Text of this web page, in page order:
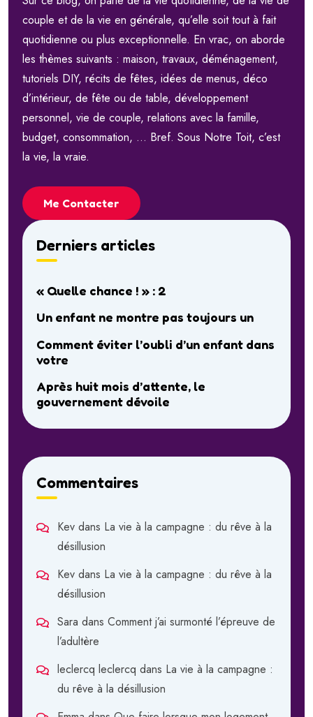
couple et de la vie en générale, qu’elle soit tout à fait
quotidienne ou plus exceptionnelle. En vrac, on aborde
les thèmes suivants : maison, travaux, déménagement,
tutoriels DIY, récits de fêtes, idées de menus, déco
d’intérieur, de fête ou de table, développement
personnel, vie de couple, relations avec la famille,
budget, consommation, … Bref. Sous Notre Toit, c’est
la vie, la vraie.
Me Contacter
Derniers articles
« Quelle chance ! » : 2
Un enfant ne montre pas toujours un
Comment éviter l’oubli d’un enfant dans
votre
Après huit mois d’attente, le
gouvernement dévoile
Commentaires
Kev dans La vie à la campagne : du rêve à la
désillusion
Kev dans La vie à la campagne : du rêve à la
désillusion
Sara dans Comment j’ai surmonté l’épreuve de
l’adultère
leclercq leclercq dans La vie à la campagne :
du rêve à la désillusion